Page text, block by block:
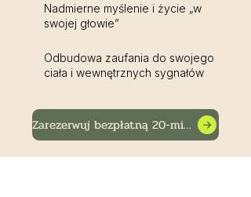
Nadmierne myślenie i życie „w
swojej głowie”
Odbudowa zaufania do swojego
ciała i wewnętrznych sygnałów
Zarezerwuj bezpłatną 20-minutową rozmowę